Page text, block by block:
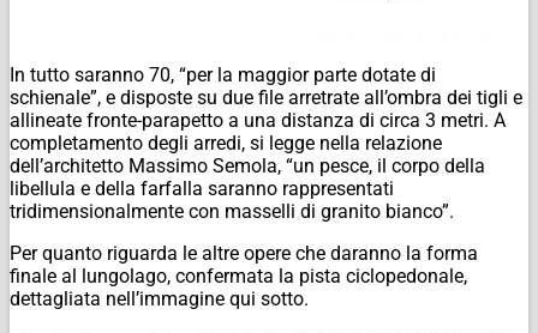
In tutto saranno 70, “per la maggior parte dotate di
schienale”, e disposte su due file arretrate all’ombra dei tigli e
allineate fronte-parapetto a una distanza di circa 3 metri. A
completamento degli arredi, si legge nella relazione
dell’architetto Massimo Semola, “un pesce, il corpo della
libellula e della farfalla saranno rappresentati
tridimensionalmente con masselli di granito bianco”.
Per quanto riguarda le altre opere che daranno la forma
finale al lungolago, confermata la pista ciclopedonale,
dettagliata nell’immagine qui sotto.